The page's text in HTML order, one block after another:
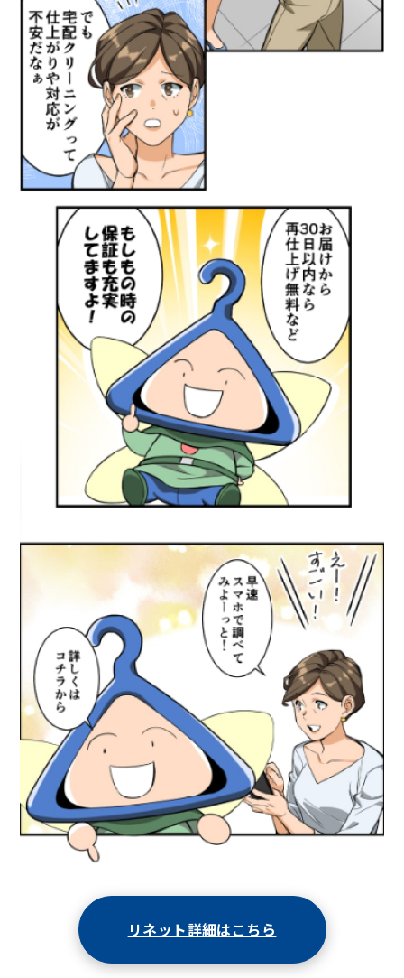
リネット詳細はこちら